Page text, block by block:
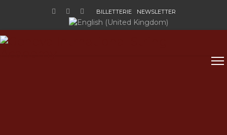
BILLETTERIE NEWSLETTER
Sélectionnez votre langue